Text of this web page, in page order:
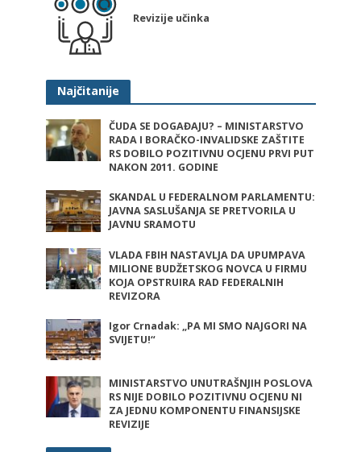
Revizije učinka
Najčitanije
ČUDA SE DOGAĐAJU? – MINISTARSTVO
RADA I BORAČKO-INVALIDSKE ZAŠTITE
RS DOBILO POZITIVNU OCJENU PRVI PUT
NAKON 2011. GODINE
SKANDAL U FEDERALNOM PARLAMENTU:
JAVNA SASLUŠANJA SE PRETVORILA U
JAVNU SRAMOTU
VLADA FBIH NASTAVLJA DA UPUMPAVA
MILIONE BUDŽETSKOG NOVCA U FIRMU
KOJA OPSTRUIRA RAD FEDERALNIH
REVIZORA
Igor Crnadak: „PA MI SMO NAJGORI NA
SVIJETU!“
MINISTARSTVO UNUTRAŠNJIH POSLOVA
RS NIJE DOBILO POZITIVNU OCJENU NI
ZA JEDNU KOMPONENTU FINANSIJSKE
REVIZIJE